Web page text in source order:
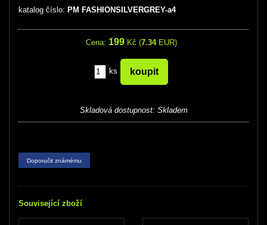
katalog číslo: PM FASHIONSILVERGREY-a4
Cena: 199 Kč (7.34EUR)
ks
Skladová dostupnost: Skladem
Doporučit známému
Související zboží